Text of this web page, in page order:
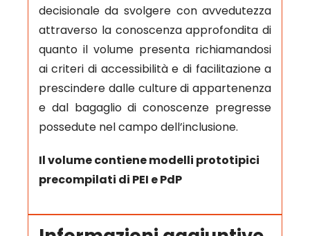
decisionale da svolgere con avvedutezza
attraverso la conoscenza approfondita di
quanto il volume presenta richiamandosi
ai criteri di accessibilità e di facilitazione a
prescindere dalle culture di appartenenza
e dal bagaglio di conoscenze pregresse
possedute nel campo dell’inclusione.
Il volume contiene modelli prototipici
precompilati di PEI e PdP